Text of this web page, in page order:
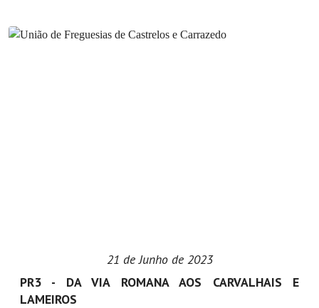
21 de Junho de 2023
PR3 - DA VIA ROMANA AOS CARVALHAIS E
LAMEIROS